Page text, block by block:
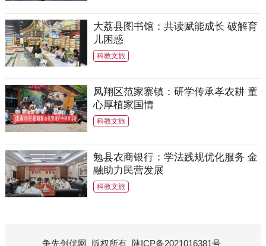
大荔县图书馆：共读赋能成长 破解育
儿困惑
科教文旅
凤翔区范家寨镇：研学传承孝农耕 童
心厚植家国情
科教文旅
勉县农商银行：学法践规优化服务 金
融助力民营发展
科教文旅
争先创优网 版权所有 陕ICP备2021016381号